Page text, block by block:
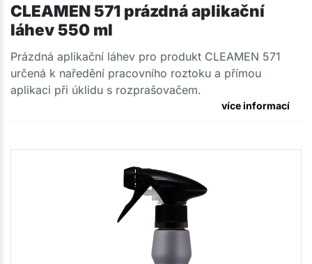
CLEAMEN 571 prázdná aplikační
láhev 550 ml
Prázdná aplikační láhev pro produkt CLEAMEN 571
určená k naředění pracovního roztoku a přímou
aplikaci při úklidu s rozprašovačem.
více informací